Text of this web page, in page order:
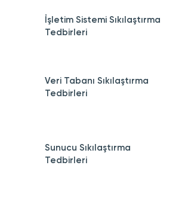
İşletim Sistemi Sıkılaştırma
Tedbirleri
Veri Tabanı Sıkılaştırma
Tedbirleri
Sunucu Sıkılaştırma
Tedbirleri